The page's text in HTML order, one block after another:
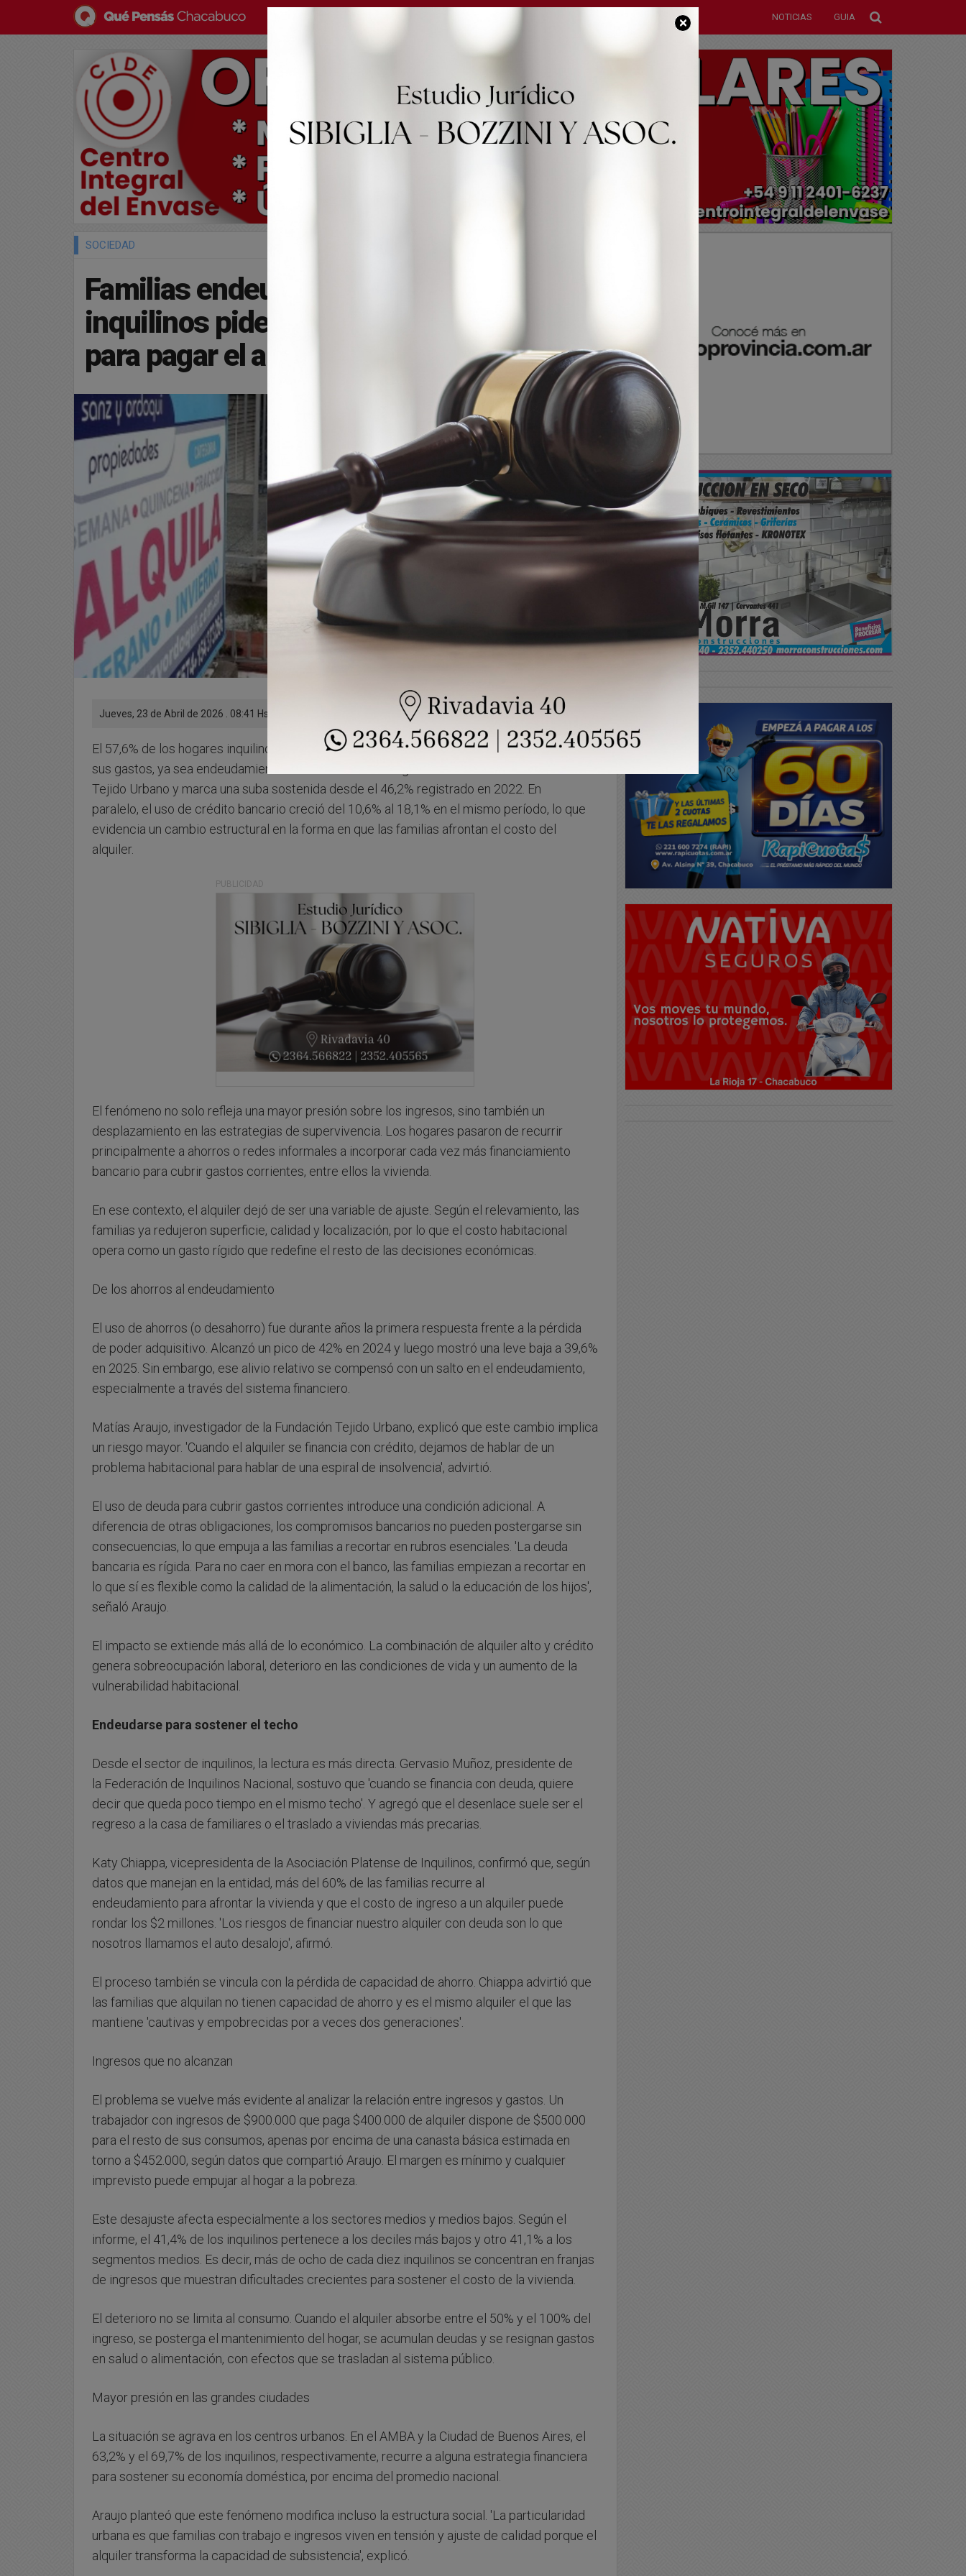
× NOTICIAS GUIA
SOCIEDAD
Familias endeudadas: seis de cada diez
inquilinos piden créditos o usan ahorros
para pagar el alquiler
Jueves, 23 de Abril de 2026 . 08:41 Hs.
El 57,6% de los hogares inquilinos utilizó en 2025 alguna estrategia financiera para sostener
sus gastos, ya sea endeudamiento o ahorros. El dato surge de un informe de la Fundación
Tejido Urbano y marca una suba sostenida desde el 46,2% registrado en 2022. En
paralelo, el uso de crédito bancario creció del 10,6% al 18,1% en el mismo período, lo que
evidencia un cambio estructural en la forma en que las familias afrontan el costo del
alquiler.
PUBLICIDAD
El fenómeno no solo refleja una mayor presión sobre los ingresos, sino también un
desplazamiento en las estrategias de supervivencia. Los hogares pasaron de recurrir
principalmente a ahorros o redes informales a incorporar cada vez más financiamiento
bancario para cubrir gastos corrientes, entre ellos la vivienda.
En ese contexto, el alquiler dejó de ser una variable de ajuste. Según el relevamiento, las
familias ya redujeron superficie, calidad y localización, por lo que el costo habitacional
opera como un gasto rígido que redefine el resto de las decisiones económicas.
De los ahorros al endeudamiento
El uso de ahorros (o desahorro) fue durante años la primera respuesta frente a la pérdida
de poder adquisitivo. Alcanzó un pico de 42% en 2024 y luego mostró una leve baja a 39,6%
en 2025. Sin embargo, ese alivio relativo se compensó con un salto en el endeudamiento,
especialmente a través del sistema financiero.
Matías Araujo, investigador de la Fundación Tejido Urbano, explicó que este cambio implica
un riesgo mayor. 'Cuando el alquiler se financia con crédito, dejamos de hablar de un
problema habitacional para hablar de una espiral de insolvencia', advirtió.
El uso de deuda para cubrir gastos corrientes introduce una condición adicional. A
diferencia de otras obligaciones, los compromisos bancarios no pueden postergarse sin
consecuencias, lo que empuja a las familias a recortar en rubros esenciales. 'La deuda
bancaria es rígida. Para no caer en mora con el banco, las familias empiezan a recortar en
lo que sí es flexible como la calidad de la alimentación, la salud o la educación de los hijos',
señaló Araujo.
El impacto se extiende más allá de lo económico. La combinación de alquiler alto y crédito
genera sobreocupación laboral, deterioro en las condiciones de vida y un aumento de la
vulnerabilidad habitacional.
Endeudarse para sostener el techo
Desde el sector de inquilinos, la lectura es más directa. Gervasio Muñoz, presidente de
la Federación de Inquilinos Nacional, sostuvo que 'cuando se financia con deuda, quiere
decir que queda poco tiempo en el mismo techo'. Y agregó que el desenlace suele ser el
regreso a la casa de familiares o el traslado a viviendas más precarias.
Katy Chiappa, vicepresidenta de la Asociación Platense de Inquilinos, confirmó que, según
datos que manejan en la entidad, más del 60% de las familias recurre al
endeudamiento para afrontar la vivienda y que el costo de ingreso a un alquiler puede
rondar los $2 millones. 'Los riesgos de financiar nuestro alquiler con deuda son lo que
nosotros llamamos el auto desalojo', afirmó.
El proceso también se vincula con la pérdida de capacidad de ahorro. Chiappa advirtió que
las familias que alquilan no tienen capacidad de ahorro y es el mismo alquiler el que las
mantiene 'cautivas y empobrecidas por a veces dos generaciones'.
Ingresos que no alcanzan
El problema se vuelve más evidente al analizar la relación entre ingresos y gastos. Un
trabajador con ingresos de $900.000 que paga $400.000 de alquiler dispone de $500.000
para el resto de sus consumos, apenas por encima de una canasta básica estimada en
torno a $452.000, según datos que compartió Araujo. El margen es mínimo y cualquier
imprevisto puede empujar al hogar a la pobreza.
Este desajuste afecta especialmente a los sectores medios y medios bajos. Según el
informe, el 41,4% de los inquilinos pertenece a los deciles más bajos y otro 41,1% a los
segmentos medios. Es decir, más de ocho de cada diez inquilinos se concentran en franjas
de ingresos que muestran dificultades crecientes para sostener el costo de la vivienda.
El deterioro no se limita al consumo. Cuando el alquiler absorbe entre el 50% y el 100% del
ingreso, se posterga el mantenimiento del hogar, se acumulan deudas y se resignan gastos
en salud o alimentación, con efectos que se trasladan al sistema público.
Mayor presión en las grandes ciudades
La situación se agrava en los centros urbanos. En el AMBA y la Ciudad de Buenos Aires, el
63,2% y el 69,7% de los inquilinos, respectivamente, recurre a alguna estrategia financiera
para sostener su economía doméstica, por encima del promedio nacional.
Araujo planteó que este fenómeno modifica incluso la estructura social. 'La particularidad
urbana es que familias con trabajo e ingresos viven en tensión y ajuste de calidad porque el
alquiler transforma la capacidad de subsistencia', explicó.